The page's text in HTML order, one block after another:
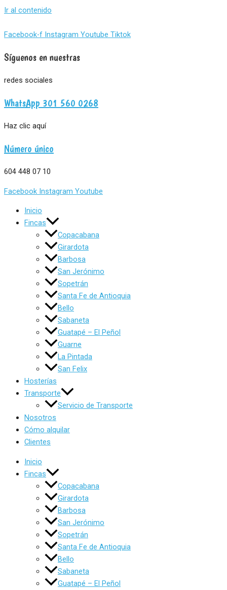
Ir al contenido
Facebook-f Instagram Youtube Tiktok
Síguenos en nuestras
redes sociales
WhatsApp 301 560 0268
Haz clic aquí
Número único
604 448 07 10
Facebook Instagram Youtube
Inicio
Fincas
Copacabana
Girardota
Barbosa
San Jerónimo
Sopetrán
Santa Fe de Antioquia
Bello
Sabaneta
Guatapé – El Peñol
Guarne
La Pintada
San Felix
Hosterías
Transporte
Servicio de Transporte
Nosotros
Cómo alquilar
Clientes
Inicio
Fincas
Copacabana
Girardota
Barbosa
San Jerónimo
Sopetrán
Santa Fe de Antioquia
Bello
Sabaneta
Guatapé – El Peñol